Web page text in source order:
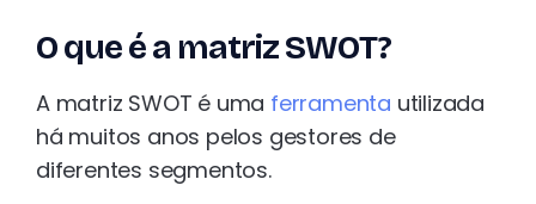
O que é a matriz SWOT?
A matriz SWOT é uma ferramenta utilizada
há muitos anos pelos gestores de
diferentes segmentos.